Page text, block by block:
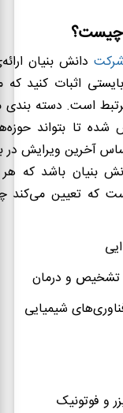
چیست؟
دانش بنیان
بایستی اثبات
مرتبط است. دسته
تا کنون 8 بار ویرایش شده
بنیان باشد که هر
که تعیین می‌کند
تشخیص و درمان
شیمیایی
و فوتونیک